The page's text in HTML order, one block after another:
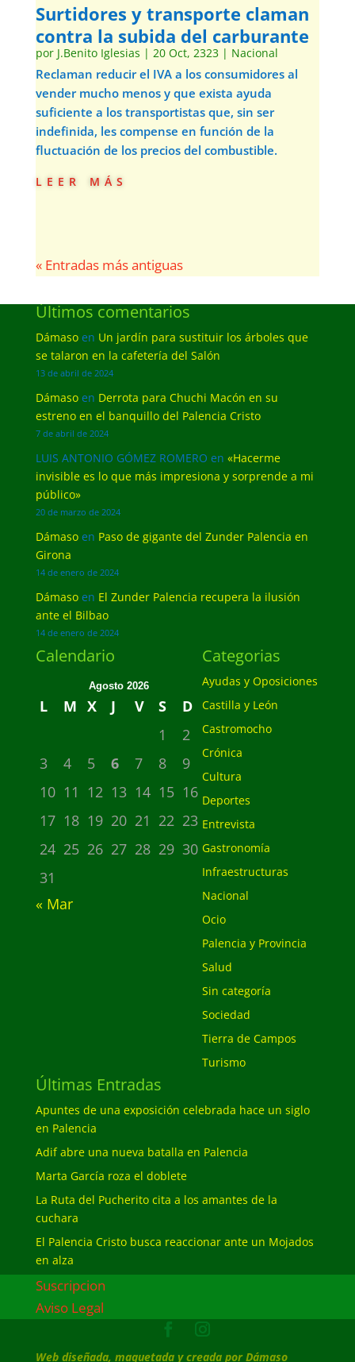
Surtidores y transporte claman
contra la subida del carburante
por J.Benito Iglesias | 20 Oct, 2323| Nacional
Reclaman reducir el IVA a los consumidores al
vender mucho menos y que exista ayuda
suficiente a los transportistas que, sin ser
indefinida, les compense en función de la
fluctuación de los precios del combustible.
leer más
« Entradas más antiguas
Últimos comentarios
Dámasoen Un jardín para sustituir los árboles que
se talaron en la cafetería del Salón
13 de abril de 2024
Dámasoen Derrota para Chuchi Macón en su
estreno en el banquillo del Palencia Cristo
7 de abril de 2024
LUIS ANTONIO GÓMEZ ROMERO en «Hacerme
invisible es lo que más impresiona y sorprende a mi
público»
20 de marzo de 2024
Dámasoen Paso de gigante del Zunder Palencia en
Girona
14 de enero de 2024
Dámasoen El Zunder Palencia recupera la ilusión
ante el Bilbao
14 de enero de 2024
Calendario
Agosto 2026
L M X J V S
D
1
2
3
4 5 6 7 8
9
10 11 12 13 14 15 16
17 18 19 20 21 22 23
24 25 26 27 28 29 30
31
« Mar
Categorias
Ayudas y Oposiciones
Castilla y León
Castromocho
Crónica
Cultura
Deportes
Entrevista
Gastronomía
Infraestructuras
Nacional
Ocio
Palencia y Provincia
Salud
Sin categoría
Sociedad
Tierra de Campos
Turismo
Últimas Entradas
Apuntes de una exposición celebrada hace un siglo
en Palencia
Adif abre una nueva batalla en Palencia
Marta García roza el doblete
La Ruta del Pucherito cita a los amantes de la
cuchara
El Palencia Cristo busca reaccionar ante un Mojados
en alza
Suscripcion
Aviso Legal
Web diseñada, maquetada y creada por Dámaso